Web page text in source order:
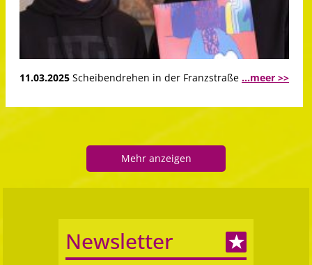
11.03.2025 Scheibendrehen in der Franzstraße ...meer >>
Mehr anzeigen
Newsletter